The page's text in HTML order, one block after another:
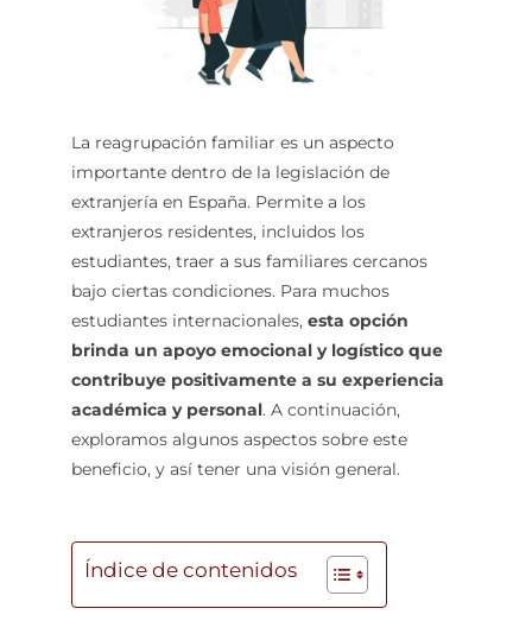
La reagrupación familiar es un aspecto
importante dentro de la legislación de
extranjería en España. Permite a los
extranjeros residentes, incluidos los
estudiantes, traer a sus familiares cercanos
bajo ciertas condiciones. Para muchos
estudiantes internacionales, esta opción
brinda un apoyo emocional y logístico que
contribuye positivamente a su experiencia
académica y personal. A continuación,
exploramos algunos aspectos sobre este
beneficio, y así tener una visión general.
Índice de contenidos